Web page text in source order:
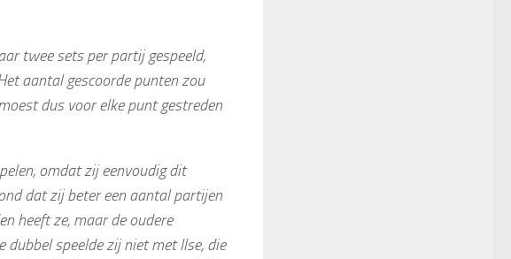
twee sets per partij gespeeld,
aantal gescoorde punten zou
dus voor elke punt gestreden
omdat zij eenvoudig dit
dat zij beter een aantal partijen
heeft ze, maar de oudere
speelde zij niet met Ilse, die